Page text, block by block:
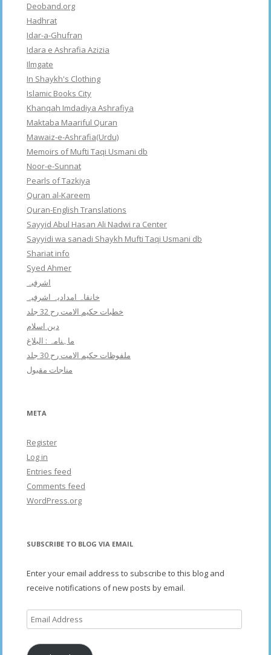
Deoband.org
Hadhrat
Idar-a-Ghufran
Idara e Ashrafia Azizia
Ilmgate
In Shaykh's Clothing
Islamic Books City
Khanqah Imdadiya Ashrafiya
Maktaba Maariful Quran
Mawaiz-e-Ashrafia(Urdu)
Memoirs of Mufti Taqi Usmani db
Noor-e-Sunnat
Pearls of Tazkiya
Quran al-Kareem
Quran-English Translations
Sayyid Abul Hasan Ali Nadwi ra Center
Sayyidi wa sanadi Shaykh Mufti Taqi Usmani db
Shariat info
Syed Ahmer
اشرفبہ
خانقاہ امدادیہ اشرفیہ
خطبات حکیم الامت رح 32 جلد
دین اسلام
ماہنامہ : البلاغ
ملفوظات حکیم الامت رح 30 جلد
مناجات مقبول
META
Register
Log in
Entries feed
Comments feed
WordPress.org
SUBSCRIBE TO BLOG VIA EMAIL
Enter your email address to subscribe to this blog and
receive notifications of new posts by email.
Email
Address